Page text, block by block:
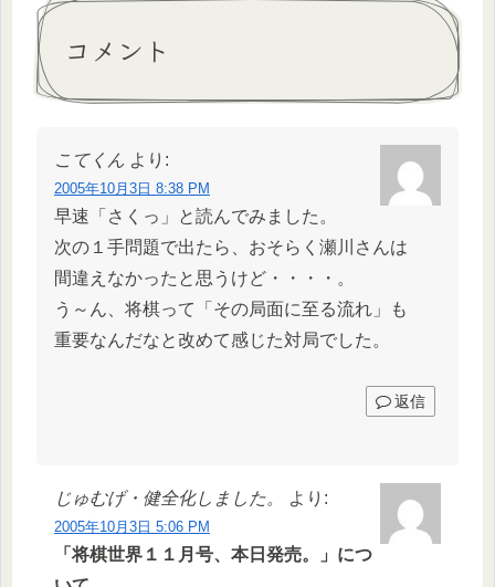
コメント
こてくん より:
2005年10月3日 8:38 PM
早速「さくっ」と読んでみました。
次の１手問題で出たら、おそらく瀬川さんは
間違えなかったと思うけど・・・・。
う～ん、将棋って「その局面に至る流れ」も
重要なんだなと改めて感じた対局でした。
返信
じゅむげ・健全化しました。 より:
2005年10月3日 5:06 PM
「将棋世界１１月号、本日発売。」につ